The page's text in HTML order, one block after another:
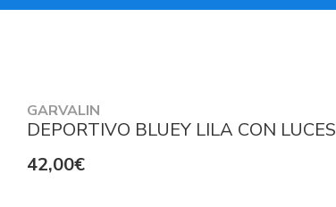
GARVALIN
DEPORTIVO BLUEY LILA CON LUCES
42,00€